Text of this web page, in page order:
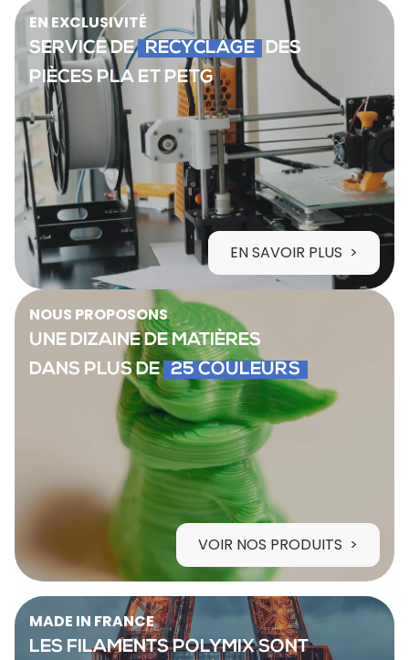
EN EXCLUSIVITÉ
SERVICE DE RECYCLAGE
DES
PIÈCES PLA ET PETG
EN SAVOIR PLUS
NOUS PROPOSONS
UNE DIZAINE DE MATIÈRES
DANS PLUS DE 25 COULEURS
VOIR NOS PRODUITS
MADE IN FRANCE
LES FILAMENTS POLYMIX SONT